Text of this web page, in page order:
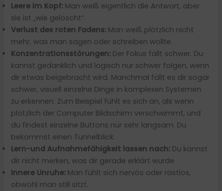
Leere im Kopf: Man weiß eigentlich die Antwort, aber
sie ist „wie gelöscht“.
Verlust des roten Fadens: Man weiß plötzlich nicht
mehr, was man sagen oder schreiben wollte.
Konzentrationsstörungen: Der Fokus fällt schwer. Du
kannst gedanklich und logisch nur schwer folgen, wenn
dir etwas beigebracht wird. Manchmal fällt es dir sogar
schwer, visuell einzelne Dinge in komplexen Systemen
zu erkennen. Zum Beispiel fühlt es sich an, als wenn
plötzlich der Computer Bildschirm verschwimmt, und
du findest einzelne Buttons nur sehr langsam. Du
bekommst einen Tunnelblick.
Lern-und Aufnahmefähigkeit lassen nach: Du kannst
dir nicht merken, was dir gerade erklärt wurde
Innere Unruhe: Man fühlt sich nervös oder rastlos,
obwohl man still sitzt.